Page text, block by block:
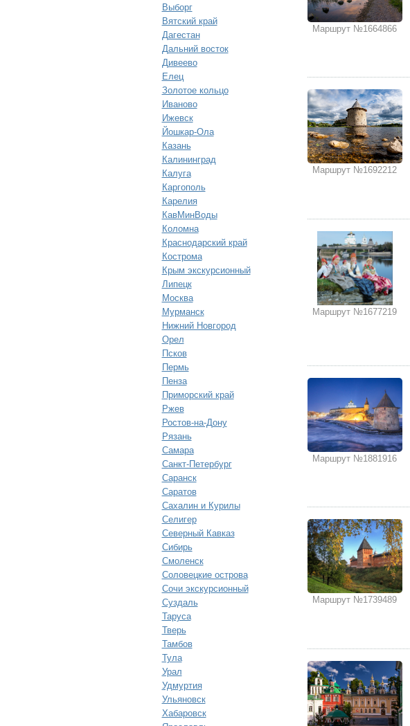
Выборг
Вятский край
Дагестан
Дальний восток
Дивеево
Елец
Золотое кольцо
Иваново
Ижевск
Йошкар-Ола
Казань
Калининград
Калуга
Каргополь
Карелия
КавМинВоды
Коломна
Краснодарский край
Кострома
Крым экскурсионный
Липецк
Москва
Мурманск
Нижний Новгород
Орел
Псков
Пермь
Пенза
Приморский край
Ржев
Ростов-на-Дону
Рязань
Самара
Санкт-Петербург
Саранск
Саратов
Сахалин и Курилы
Селигер
Северный Кавказ
Сибирь
Смоленск
Соловецкие острова
Сочи экскурсионный
Суздаль
Таруса
Тверь
Тамбов
Тула
Урал
Удмуртия
Ульяновск
Хабаровск
Маршрут №1664866
Маршрут №1692212
Маршрут №1677219
Маршрут №1881916
Маршрут №1739489